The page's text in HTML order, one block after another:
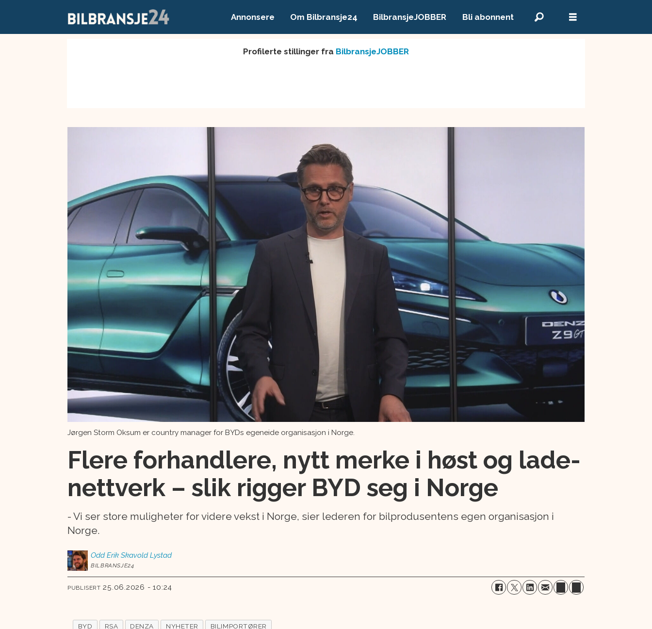
Annonsere Om Bilbransje24 BilbransjeJOBBER Bli abonnent
Profilerte stillinger fra BilbransjeJOBBER
Jørgen Storm Oksum er country manager for BYDs egeneide organisasjon i Norge.
Flere forhandlere, nytt merke i høst og lade-
nettverk – slik rigger BYD seg i Norge
- Vi ser store muligheter for videre vekst i Norge, sier lederen for bilprodusentens egen organisasjon i
Norge.
Odd Erik Skavold Lystad
BILBRANSJE24
PUBLISERT 25.06.2026 - 10:24
BYD RSA DENZA NYHETER BILIMPORTØRER